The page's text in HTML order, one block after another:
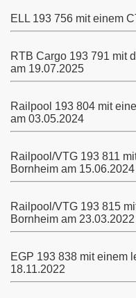
ELL 193 756 mit einem
RTB Cargo 193 791 mit
am 19.07.2025
Railpool 193 804 mit
am 03.05.2024
Railpool/VTG 193 811
Bornheim am 15.06.2024
Railpool/VTG 193 815
Bornheim am 23.03.2022
EGP 193 838 mit einem
18.11.2022